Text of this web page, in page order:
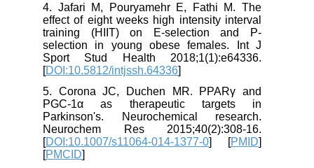
4. Jafari M, Pouryamehr E, Fathi M. The
effect of eight weeks high intensity interval
training (HIIT) on E-selection and P-
selection in young obese females. Int J
Sport Stud Health 2018;1(1):e64336.
[DOI:10.5812/intjssh.64336
5. Corona JC, Duchen MR. PPARγ and
PGC-1α as therapeutic targets in
Parkinson's. Neurochemical research.
Neurochem Res 2015;40(2):308-16.
[DOI:10.1007/s11064-014-1377-0 ] [PMID
[PMCID